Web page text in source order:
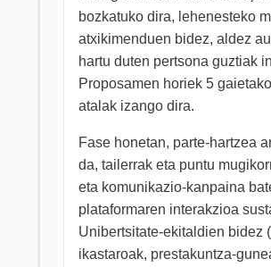
bozkatuko dira, lehenesteko
atxikimenduen bidez, aldez
hartu duten pertsona guztiak
Proposamen horiek 5
atalak izango dira.
Fase honetan, parte-hartzea
da, tailerrak eta puntu
eta komunikazio-kanpaina
plataformaren interakzioa
Unibertsitate-ekitaldien bidez
ikastaroak, prestakuntza-